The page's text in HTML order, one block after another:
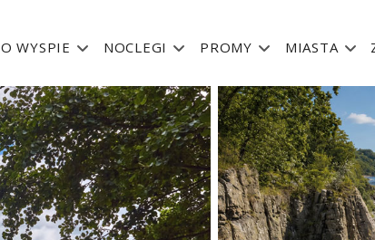
O WYSPIE NOCLEGI PROMY MIASTA